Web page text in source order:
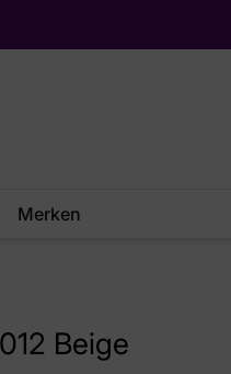
Merken
Beige